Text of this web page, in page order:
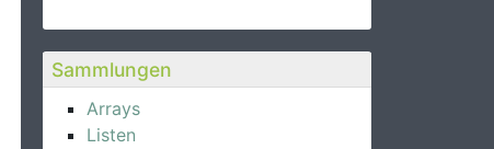
Sammlungen
Arrays
Listen